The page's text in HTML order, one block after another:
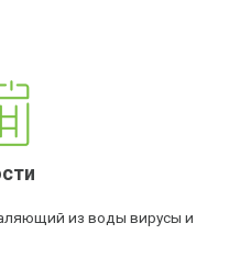
из воды вирусы и